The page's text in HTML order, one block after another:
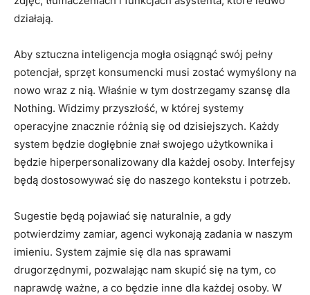
działają.
Aby sztuczna inteligencja mogła osiągnąć swój pełny
potencjał, sprzęt konsumencki musi zostać wymyślony na
nowo wraz z nią. Właśnie w tym dostrzegamy szansę dla
Nothing. Widzimy przyszłość, w której systemy
operacyjne znacznie różnią się od dzisiejszych. Każdy
system będzie dogłębnie znał swojego użytkownika i
będzie hiperpersonalizowany dla każdej osoby. Interfejsy
będą dostosowywać się do naszego kontekstu i potrzeb.
Sugestie będą pojawiać się naturalnie, a gdy
potwierdzimy zamiar, agenci wykonają zadania w naszym
imieniu. System zajmie się dla nas sprawami
drugorzędnymi, pozwalając nam skupić się na tym, co
naprawdę ważne, a co będzie inne dla każdej osoby. W